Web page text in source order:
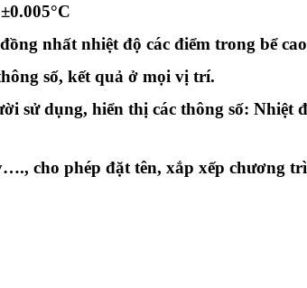
nhất nhiệt độ các điểm trong bể
số, kết quả ở mọi vị trí.
sử dụng, hiển thị các thông số: Nhiệt
cho phép đặt tên, xắp xếp chương